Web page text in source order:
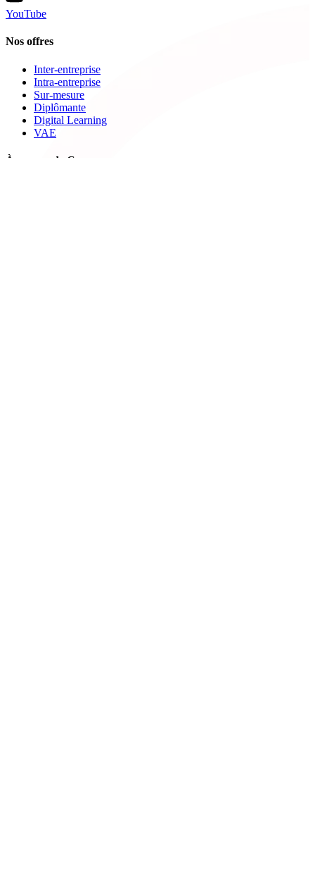
YouTube
Nos offres
Inter-entreprise
Intra-entreprise
Sur-mesure
Diplômante
Digital Learning
VAE
À propos de Cegos